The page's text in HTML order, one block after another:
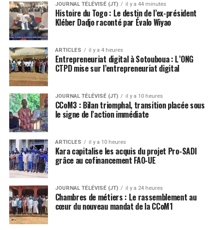
JOURNAL TÉLÉVISÉ (JT) il y a 44 minutes
Histoire du Togo : Le destin de l’ex-président
Kléber Dadjo raconté par Évalo Wiyao
ARTICLES il y a 4 heures
Entrepreneuriat digital à Sotouboua : L’ONG
CTPD mise sur l’entrepreneuriat digital
JOURNAL TÉLÉVISÉ (JT) il y a 10 heures
CCoM3 : Bilan triomphal, transition placée sous
le signe de l’action immédiate
ARTICLES il y a 10 heures
Kara capitalise les acquis du projet Pro-SADI
grâce au cofinancement FAO-UE
JOURNAL TÉLÉVISÉ (JT) il y a 24 heures
Chambres de métiers : Le rassemblement au
cœur du nouveau mandat de la CCoM1